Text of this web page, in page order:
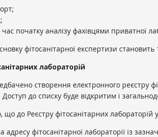
час початку аналізу фахівцями приватної
фітосанітарної експертизи становить
лабораторій
створення електронного реєстру
Доступ до списку буде відкритим і
що до Реєстру фітосанітарних лабораторій
адресу фітосанітарної лабораторії із